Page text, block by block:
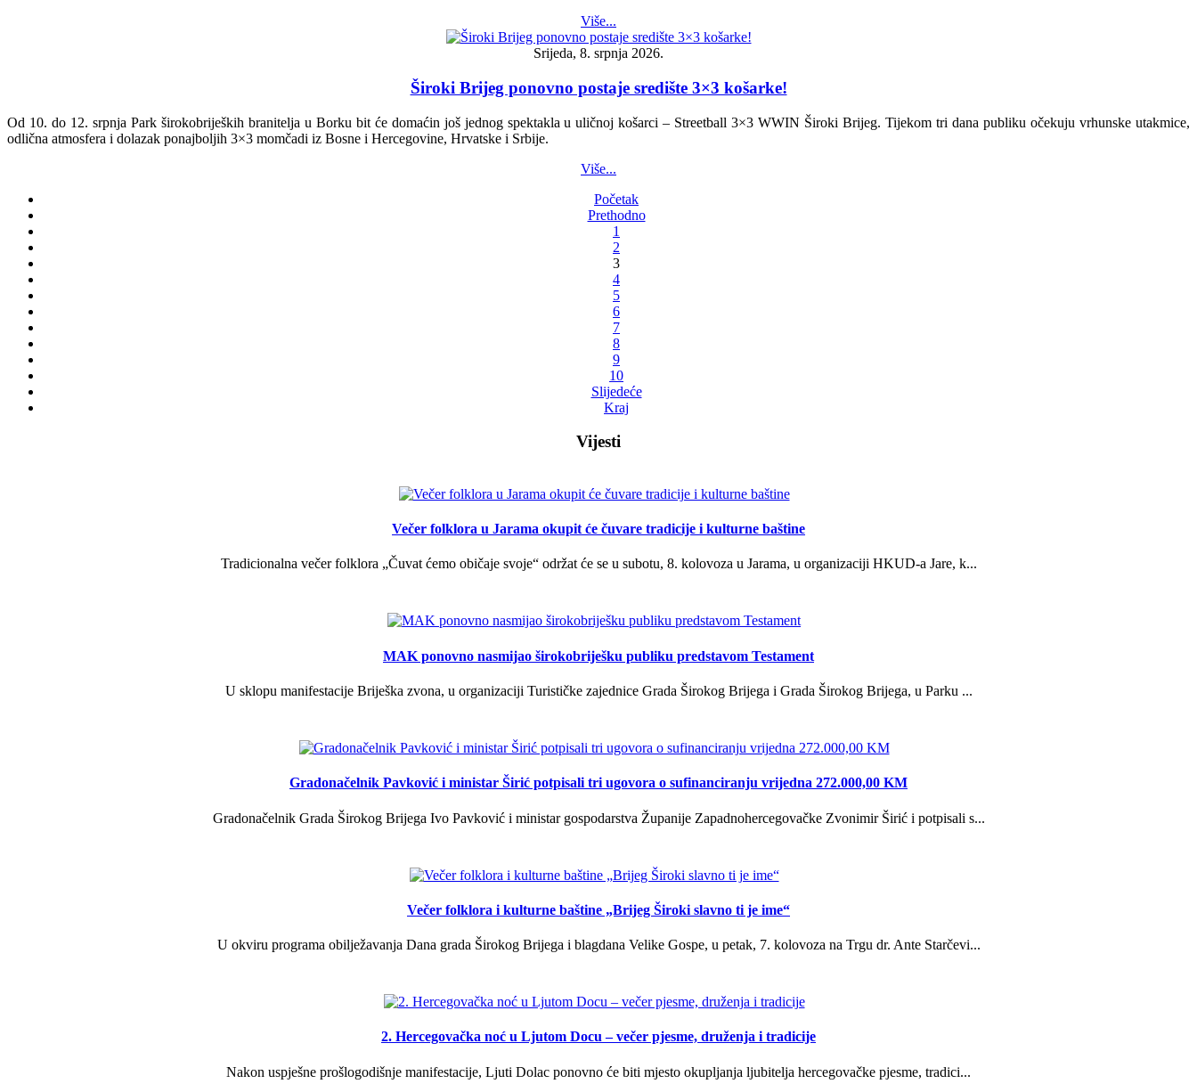
Više...
Srijeda, 8. srpnja 2026.
Široki Brijeg ponovno postaje središte 3×3 košarke!
Od 10. do 12. srpnja Park širokobrijeških branitelja u Borku bit će domaćin još jednog spektakla u uličnoj košarci – Streetball 3×3 WWIN Široki Brijeg. Tijekom tri dana publiku očekuju vrhunske utakmice,
odlična atmosfera i dolazak ponajboljih 3×3 momčadi iz Bosne i Hercegovine, Hrvatske i Srbije.
Više...
Početak
Prethodno
1
2
3
4
5
6
7
8
9
10
Slijedeće
Kraj
Vijesti
Večer folklora u Jarama okupit će čuvare tradicije i kulturne baštine
Tradicionalna večer folklora „Čuvat ćemo običaje svoje“ održat će se u subotu, 8. kolovoza u Jarama, u organizaciji HKUD-a Jare, k...
MAK ponovno nasmijao širokobriješku publiku predstavom Testament
U sklopu manifestacije Briješka zvona, u organizaciji Turističke zajednice Grada Širokog Brijega i Grada Širokog Brijega, u Parku ...
Gradonačelnik Pavković i ministar Širić potpisali tri ugovora o sufinanciranju vrijedna 272.000,00 KM
Gradonačelnik Grada Širokog Brijega Ivo Pavković i ministar gospodarstva Županije Zapadnohercegovačke Zvonimir Širić i potpisali s...
Večer folklora i kulturne baštine „Brijeg Široki slavno ti je ime“
U okviru programa obilježavanja Dana grada Širokog Brijega i blagdana Velike Gospe, u petak, 7. kolovoza na Trgu dr. Ante Starčevi...
2. Hercegovačka noć u Ljutom Docu – večer pjesme, druženja i tradicije
Nakon uspješne prošlogodišnje manifestacije, Ljuti Dolac ponovno će biti mjesto okupljanja ljubitelja hercegovačke pjesme, tradici...